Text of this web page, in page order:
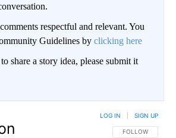
respectful and relevant. You
Guidelines by clicking here
share a story idea, please submit it
FOLLOW THIS
FOLLOW
LOG IN SIGN UP